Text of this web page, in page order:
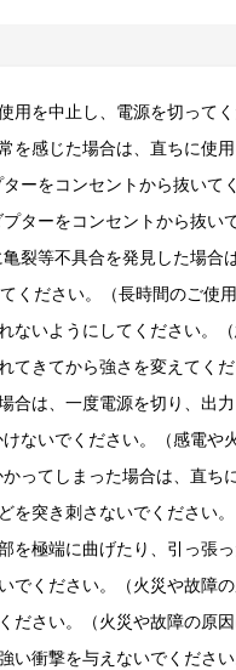
を中止し、電源を切ってく
感じた場合は、直ちに使用
ーをコンセントから抜いて
ターをコンセントから抜
裂等不具合を発見した場
ください。（長時間のご使
ないようにしてください。
てきてから強さを変えてくだ
合は、一度電源を切り、出
ないでください。（感電や
ってしまった場合は、直
を突き刺さないでください
を極端に曲げたり、引っ張
でください。（火災や故障の
さい。（火災や故障の原因
い衝撃を与えないでくださ